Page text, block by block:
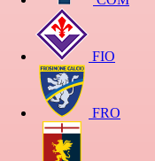
FIO
FRO